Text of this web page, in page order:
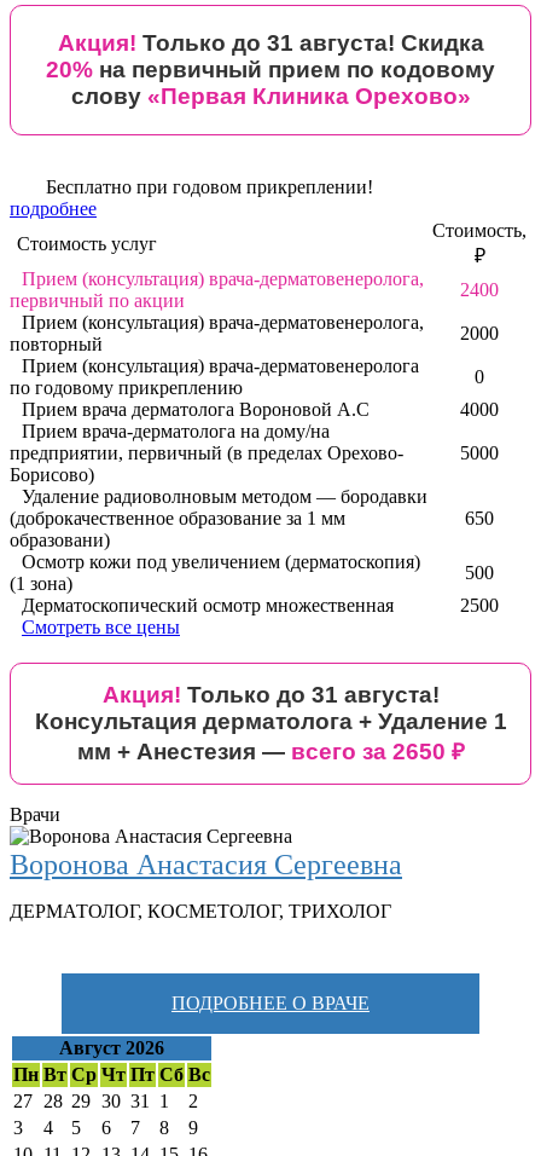
Акция! Только до 31 августа! Скидка
20% на первичный прием по кодовому
слову «Первая Клиника Орехово»
Бесплатно при годовом прикреплении!
подробнее
Стоимость услуг
Стоимость,
₽
Прием (консультация) врача-дерматовенеролога,
первичный по акции
2400
Прием (консультация) врача-дерматовенеролога,
повторный
2000
Прием (консультация) врача-дерматовенеролога
по годовому прикреплению
0
Прием врача дерматолога Вороновой А.С
4000
Прием врача-дерматолога на дому/на
предприятии, первичный (в пределах Орехово-
Борисово)
5000
Удаление радиоволновым методом — бородавки
(доброкачественное образование за 1 мм
образовани)
650
Осмотр кожи под увеличением (дерматоскопия)
(1 зона)
500
Дерматоскопический осмотр множественная
2500
Смотреть все цены
Акция! Только до 31 августа!
Консультация дерматолога + Удаление 1
мм + Анестезия — всего за 2650 ₽
Врачи
Воронова Анастасия Сергеевна
ДЕРМАТОЛОГ, КОСМЕТОЛОГ, ТРИХОЛОГ
ПОДРОБНЕЕ О ВРАЧЕ
Август 2026
Пн Вт Ср Чт Пт Сб Вс
27 28 29 30 31 1
2
3
4 5 6 7 8
9